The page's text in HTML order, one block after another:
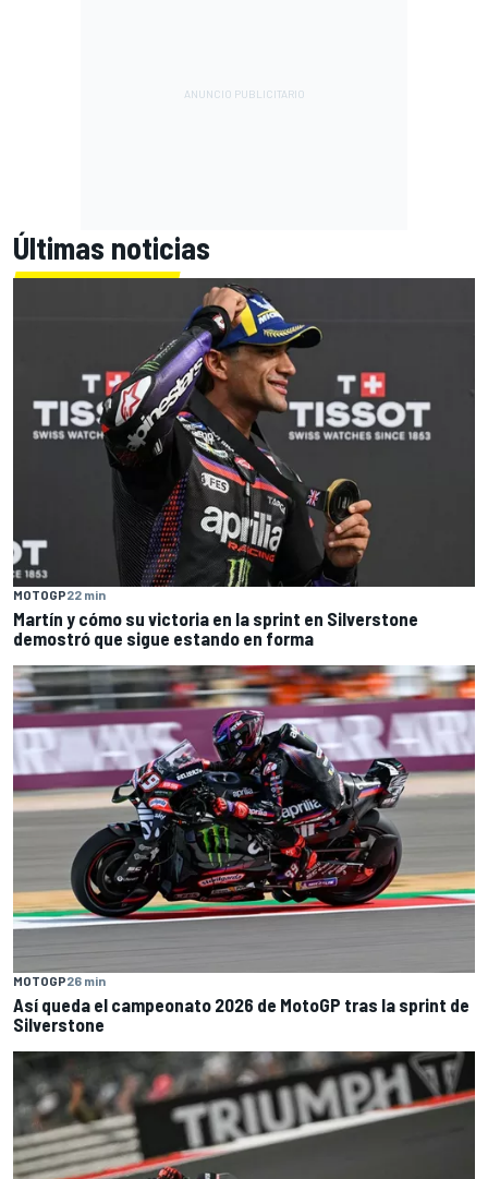
Últimas noticias
MOTOGP22 min
Martín y cómo su victoria en la sprint en Silverstone
demostró que sigue estando en forma
MOTOGP26 min
Así queda el campeonato 2026 de MotoGP tras la sprint de
Silverstone